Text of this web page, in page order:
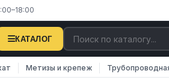
КАТАЛОГ
Метизы и крепеж